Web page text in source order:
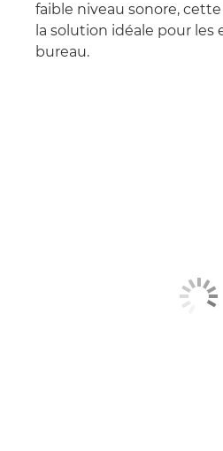
faible niveau sonore,
la solution idéale pour
bureau.